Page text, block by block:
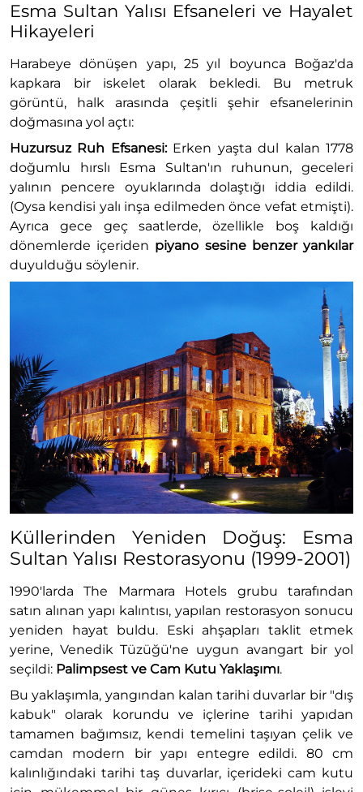
Esma Sultan Yalısı Efsaneleri ve Hayalet
Hikayeleri
Harabeye dönüşen yapı, 25 yıl boyunca Boğaz'da
kapkara bir iskelet olarak bekledi. Bu metruk
görüntü, halk arasında çeşitli şehir efsanelerinin
doğmasına yol açtı:
Huzursuz Ruh Efsanesi:Erken yaşta dul kalan 1778
doğumlu hırslı Esma Sultan'ın ruhunun, geceleri
yalının pencere oyuklarında dolaştığı iddia edildi.
(Oysa kendisi yalı inşa edilmeden önce vefat etmişti).
Ayrıca gece geç saatlerde, özellikle boş kaldığı
dönemlerde içeriden piyano sesine benzer yankılar
duyulduğu söylenir.
Küllerinden Yeniden Doğuş: Esma
Sultan Yalısı Restorasyonu (1999-2001)
1990'larda The Marmara Hotels grubu tarafından
satın alınan yapı kalıntısı, yapılan restorasyon sonucu
yeniden hayat buldu. Eski ahşapları taklit etmek
yerine, Venedik Tüzüğü'ne uygun avangart bir yol
seçildi: Palimpsest ve Cam Kutu Yaklaşımı.
Bu yaklaşımla, yangından kalan tarihi duvarlar bir "dış
kabuk" olarak korundu ve içlerine tarihi yapıdan
tamamen bağımsız, kendi temelini taşıyan çelik ve
camdan modern bir yapı entegre edildi. 80 cm
kalınlığındaki tarihi taş duvarlar, içerideki cam kutu